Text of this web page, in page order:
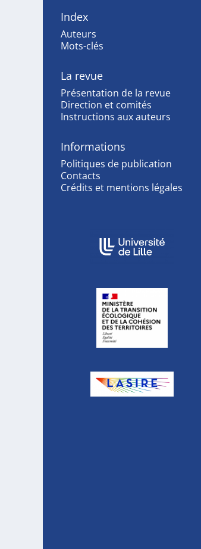
Index
Auteurs
Mots-clés
La revue
Présentation de la revue
Direction et comités
Instructions aux auteurs
Informations
Politiques de publication
Contacts
Crédits et mentions légales
Affiliations/partenaires